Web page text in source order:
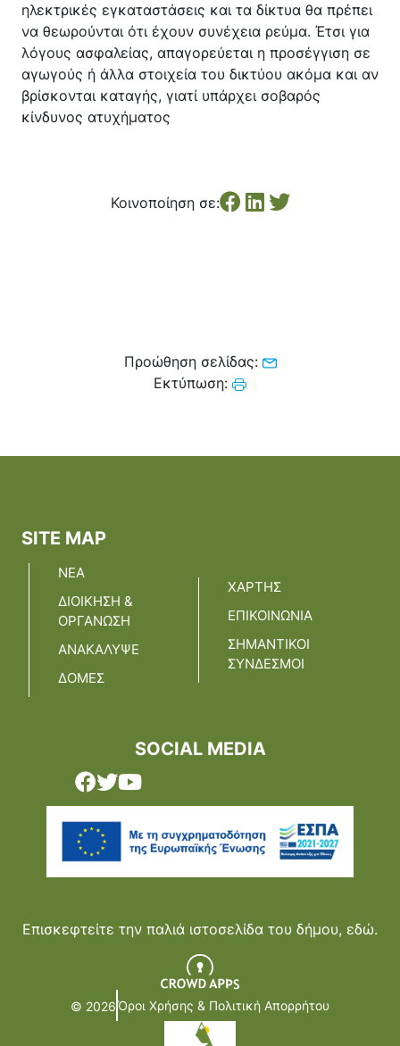
ηλεκτρικές εγκαταστάσεις και τα δίκτυα θα πρέπει
να θεωρούνται ότι έχουν συνέχεια ρεύμα. Έτσι για
λόγους ασφαλείας, απαγορεύεται η προσέγγιση σε
αγωγούς ή άλλα στοιχεία του δικτύου ακόμα και αν
βρίσκονται καταγής, γιατί υπάρχει σοβαρός
κίνδυνος ατυχήματος
Κοινοποίηση σε:
Προώθηση σελίδας:
Εκτύπωση:
SITE MAP
ΝΕΑ
ΔΙΟΙΚΗΣΗ &
ΟΡΓΑΝΩΣΗ
ΑΝΑΚΑΛΥΨΕ
ΔΟΜΕΣ
ΧΑΡΤΗΣ
ΕΠΙΚΟΙΝΩΝΙΑ
ΣΗΜΑΝΤΙΚΟΙ
ΣΥΝΔΕΣΜΟΙ
SOCIAL MEDIA
Επισκεφτείτε την παλιά ιστοσελίδα του δήμου, εδώ.
© 2026Όροι Χρήσης & Πολιτική Απορρήτου